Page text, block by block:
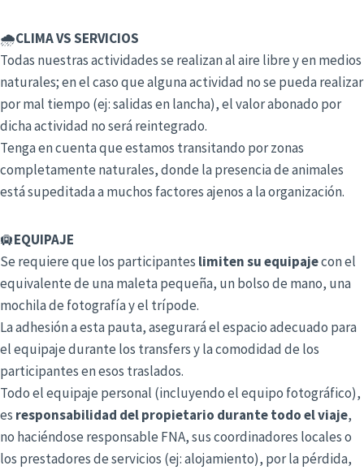
🌧️CLIMA VS SERVICIOS
Todas nuestras actividades se realizan al aire libre y en medios
naturales; en el caso que alguna actividad no se pueda realizar
por mal tiempo (ej: salidas en lancha), el valor abonado por
dicha actividad no será reintegrado.
Tenga en cuenta que estamos transitando por zonas
completamente naturales, donde la presencia de animales
está supeditada a muchos factores ajenos a la organización.
🛄EQUIPAJE
Se requiere que los participantes limiten su equipajecon el
equivalente de una maleta pequeña, un bolso de mano, una
mochila de fotografía y el trípode.
La adhesión a esta pauta, asegurará el espacio adecuado para
el equipaje durante los transfers y la comodidad de los
participantes en esos traslados.
Todo el equipaje personal (incluyendo el equipo fotográfico),
es responsabilidad del propietario durante todo el viaje,
no haciéndose responsable FNA, sus coordinadores locales o
los prestadores de servicios (ej: alojamiento), por la pérdida,